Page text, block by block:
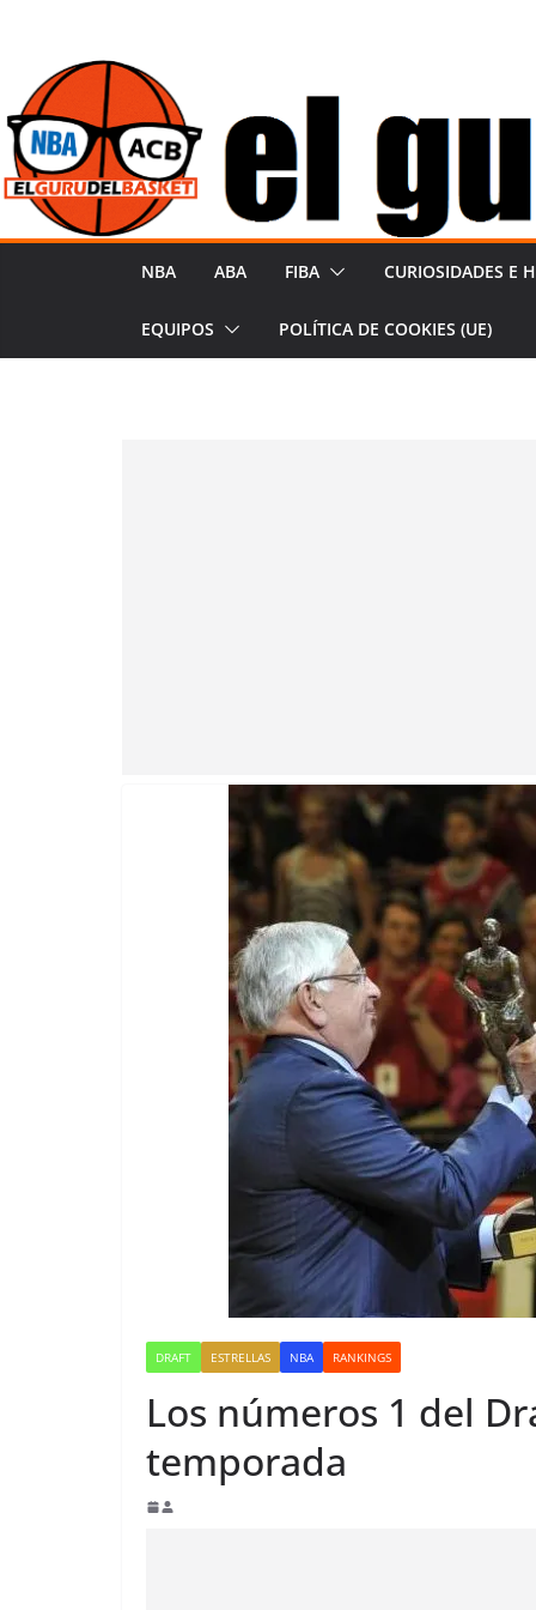
contenido
NBA ABA FIBA CURIOSIDADES E
EQUIPOS POLÍTICA DE COOKIES (UE)
DRAFT ESTRELLAS NBA RANKINGS
Los números 1 del
temporada